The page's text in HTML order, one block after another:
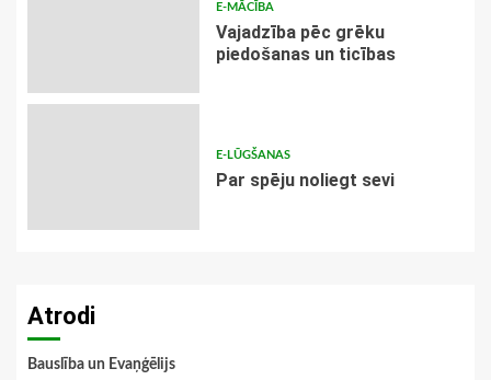
E-MĀCĪBA
Vajadzība pēc grēku
piedošanas un ticības
E-LŪGŠANAS
Par spēju noliegt sevi
Atrodi
Bauslība un Evaņģēlijs